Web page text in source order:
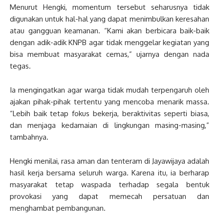
Menurut Hengki, momentum tersebut seharusnya tidak
digunakan untuk hal-hal yang dapat menimbulkan keresahan
atau gangguan keamanan. “Kami akan berbicara baik-baik
dengan adik-adik KNPB agar tidak menggelar kegiatan yang
bisa membuat masyarakat cemas,” ujarnya dengan nada
tegas.
Ia mengingatkan agar warga tidak mudah terpengaruh oleh
ajakan pihak-pihak tertentu yang mencoba menarik massa.
“Lebih baik tetap fokus bekerja, beraktivitas seperti biasa,
dan menjaga kedamaian di lingkungan masing-masing,”
tambahnya.
Hengki menilai, rasa aman dan tenteram di Jayawijaya adalah
hasil kerja bersama seluruh warga. Karena itu, ia berharap
masyarakat tetap waspada terhadap segala bentuk
provokasi yang dapat memecah persatuan dan
menghambat pembangunan.